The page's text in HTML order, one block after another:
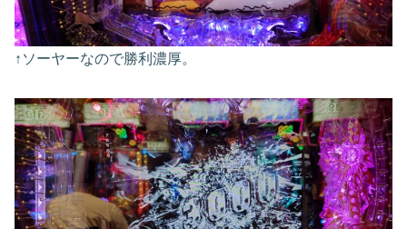
↑ソーヤーなので勝利濃厚。